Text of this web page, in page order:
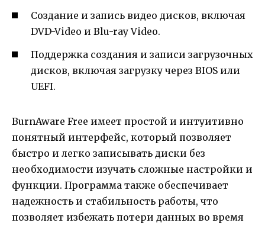
Создание и запись видео дисков, включая
DVD-Video и Blu-ray Video.
Поддержка создания и записи загрузочных
дисков, включая загрузку через BIOS или
UEFI.
BurnAware Free имеет простой и интуитивно
понятный интерфейс, который позволяет
быстро и легко записывать диски без
необходимости изучать сложные настройки и
функции. Программа также обеспечивает
надежность и стабильность работы, что
позволяет избежать потери данных во время